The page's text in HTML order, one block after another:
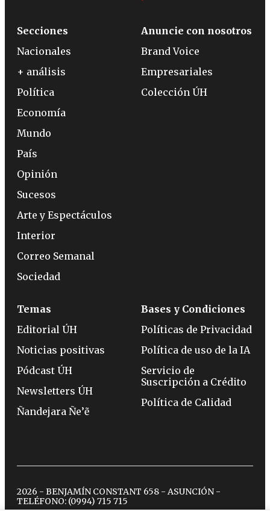
Secciones
Nacionales
+ análisis
Política
Economía
Mundo
País
Opinión
Sucesos
Arte y Espectáculos
Interior
Correo Semanal
Sociedad
Anuncie con nosotros
Brand Voice
Empresariales
Colección ÚH
Temas
Editorial ÚH
Noticias positivas
Pódcast ÚH
Newsletters ÚH
Ñandejara Ñe’ẽ
Bases y Condiciones
Políticas de Privacidad
Política de uso de la IA
Servicio de
Suscripción a Crédito
Política de Calidad
2026 - BENJAMÍN CONSTANT 658 - ASUNCIÓN -
TELÉFONO: (0994) 715 715